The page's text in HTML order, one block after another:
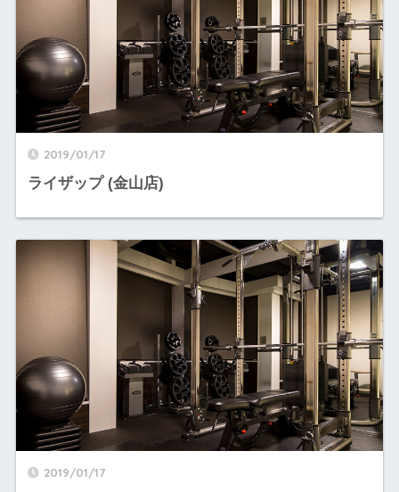
2019/01/17
ライザップ (金山店)
2019/01/17